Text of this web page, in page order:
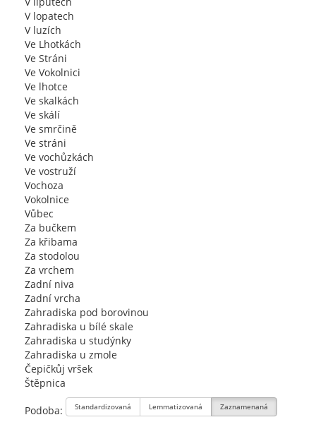
V lopatech
V luzích
Ve Lhotkách
Ve Stráni
Ve Vokolnici
Ve lhotce
Ve skalkách
Ve skálí
Ve smrčině
Ve stráni
Ve vochůzkách
Ve vostruží
Vochoza
Vokolnice
Vůbec
Za bučkem
Za křibama
Za stodolou
Za vrchem
Zadní niva
Zadní vrcha
Zahradiska pod borovinou
Zahradiska u bílé skale
Zahradiska u studýnky
Zahradiska u zmole
Čepičkůj vršek
Štěpnica
Podoba: Standardizovaná Lemmatizovaná Zaznamenaná